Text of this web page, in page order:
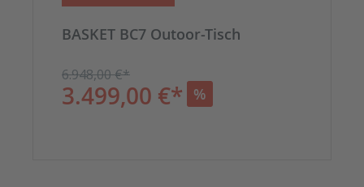
BASKET BC7 Outoor-Tisch
6.948,00 €*
3.499,00 €* %